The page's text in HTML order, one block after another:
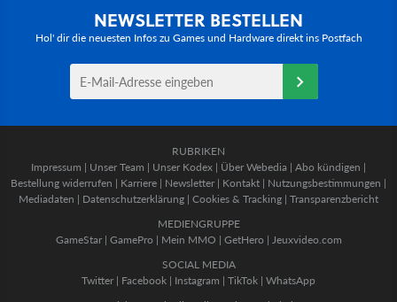
NEWSLETTER BESTELLEN
Hol' dir die neuesten Infos zu Games und Hardware direkt ins Postfach
RUBRIKEN
Impressum | Unser Team | Unser Kodex | Über Webedia | Abo kündigen |
Bestellung widerrufen | Karriere | Newsletter | Kontakt | Nutzungsbestimmungen |
Mediadaten | Datenschutzerklärung | Cookies & Tracking | Transparenzbericht
MEDIENGRUPPE
GameStar| GamePro | Mein MMO | GetHero | Jeuxvideo.com
SOCIAL MEDIA
Twitter | Facebook | Instagram | TikTok | WhatsApp